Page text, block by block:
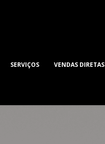
SERVIÇOS VENDAS DIRETAS